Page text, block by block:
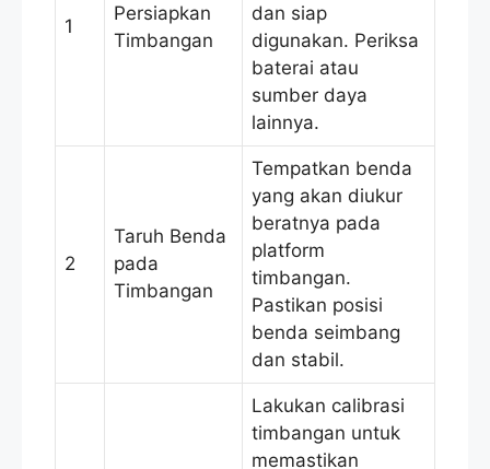
1
Persiapkan
Timbangan
dan siap
digunakan. Periksa
baterai atau
sumber daya
lainnya.
2
Taruh Benda
pada
Timbangan
Tempatkan benda
yang akan diukur
beratnya pada
platform
timbangan.
Pastikan posisi
benda seimbang
dan stabil.
Lakukan calibrasi
timbangan untuk
memastikan